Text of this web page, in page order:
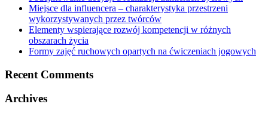
Miejsce dla influencera – charakterystyka przestrzeni
wykorzystywanych przez twórców
Elementy wspierające rozwój kompetencji w różnych
obszarach życia
Formy zajęć ruchowych opartych na ćwiczeniach jogowych
Recent Comments
Archives